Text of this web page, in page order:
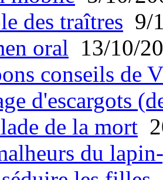
des traîtres 9/
oral 13/10/
conseils de
d'escargots
de la mort
du